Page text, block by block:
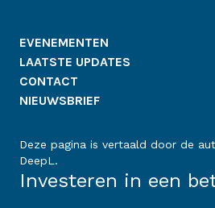
EVENEMENTEN
LAATSTE UPDATES
CONTACT
NIEUWSBRIEF
Deze pagina is vertaald door de
DeepL.
Investeren in een